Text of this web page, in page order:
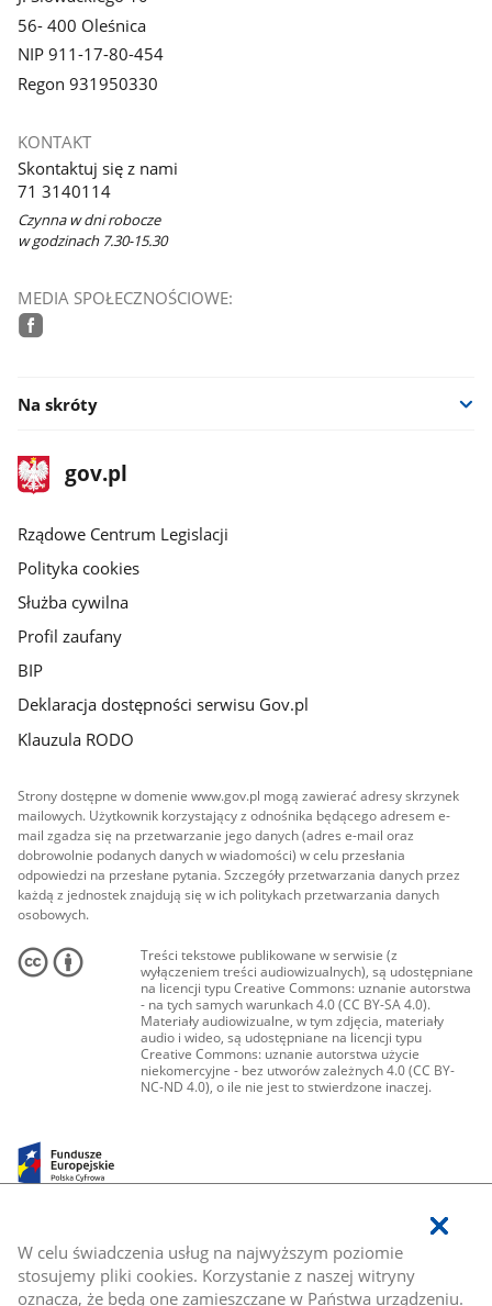
W celu świadczenia usług na najwyższym poziomie
stosujemy pliki cookies. Korzystanie z naszej witryny
oznacza, że będą one zamieszczane w Państwa urządzeniu.
56- 400 Oleśnica
NIP 911-17-80-454
Regon 931950330
KONTAKT
Skontaktuj się z nami
71 3140114
Czynna w dni robocze
w godzinach 7.30-15.30
MEDIA SPOŁECZNOŚCIOWE:
Na skróty
stopka
gov.plStrona
gov.pl
Rządowe Centrum Legislacji
Polityka cookies
Służba cywilna
Profil zaufany
BIP
Deklaracja dostępności serwisu Gov.pl
Klauzula RODO
Strony dostępne w domenie www.gov.pl mogą zawierać adresy skrzynek
mailowych. Użytkownik korzystający z odnośnika będącego adresem e-
mail zgadza się na przetwarzanie jego danych (adres e-mail oraz
dobrowolnie podanych danych w wiadomości) w celu przesłania
odpowiedzi na przesłane pytania. Szczegóły przetwarzania danych przez
każdą z jednostek znajdują się w ich politykach przetwarzania danych
osobowych.
Treści tekstowe publikowane w serwisie (z
wyłączeniem treści audiowizualnych), są udostępniane
na licencji typu Creative Commons: uznanie autorstwa
- na tych samych warunkach 4.0 (CC BY-SA 4.0).
Materiały audiowizualne, w tym zdjęcia, materiały
audio i wideo, są udostępniane na licencji typu
Creative Commons: uznanie autorstwa użycie
niekomercyjne - bez utworów zależnych 4.0 (CC BY-
NC-ND 4.0), o ile nie jest to stwierdzone inaczej.